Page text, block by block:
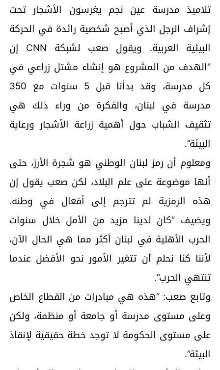
تلاميذ مدرسة عين نجم يغرسون الأشجار تحت
إشراف الرجل الذي أصبح شخصية رائدة في الحركة
البيئية العربية. ويقول صعب لشبكة CNN إن
“الهدف من المشروع هو إنشاء مشتل زراعي في
كل مدرسة، وقد بدأنا قبل 5 سنوات مع 350
مدرسة في لبنان، والفكرة من وراء ذلك هي
تثقيف الشباب حول أهمية زراعة الأشجار ورعاية
البيئة”.
ومعلوم أن رمز لبنان الوطني هو شجرة الأرز، حتى
أنها موضوعة على علم البلاد، لكن صعب يقول إن
هذه الرمزية لم تترجم إلى أفعال في وطنه.
ويضيف “كان لدينا مزيد من الأمل خلال سنوات
الحرب الأهلية في لبنان أكثر مما هي الحال الآن،
لأننا كنا نحلم أن تتغير الأمور نحو الأفضل عندما
تنتهي الحرب”.
وتابع صعب: “هذه هي مبادرات من القطاع الخاص
وعلى مستوى مدرسة أو جامعة أو منظمة، ولكن
على مستوى الحكومة لا توجد خطة حقيقية لإنقاذ
البيئة”.